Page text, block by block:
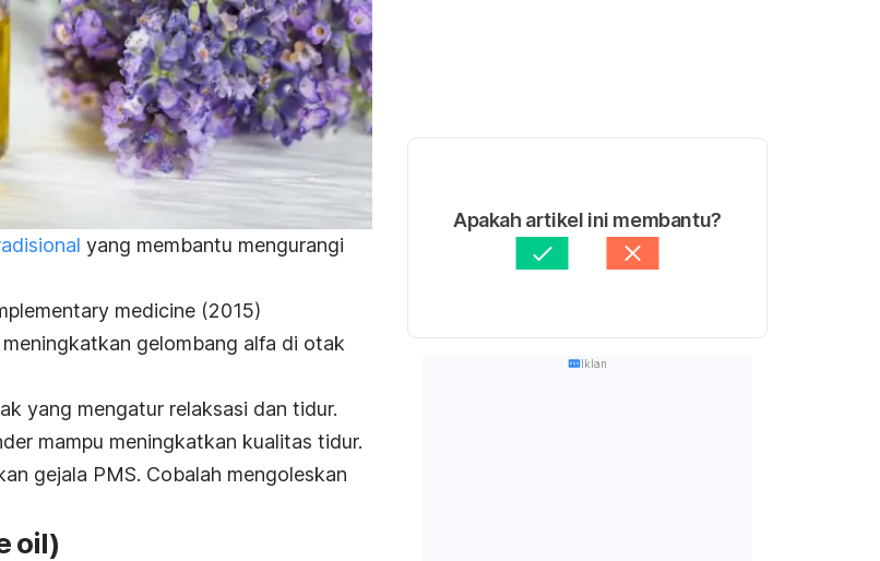
yang membantu mengurangi
medicine (2015)
gelombang alfa di otak
yang mengatur relaksasi dan tidur.
mampu meningkatkan kualitas tidur.
gejala PMS. Cobalah mengoleskan
oil)
Apakah artikel ini membantu?
Iklan